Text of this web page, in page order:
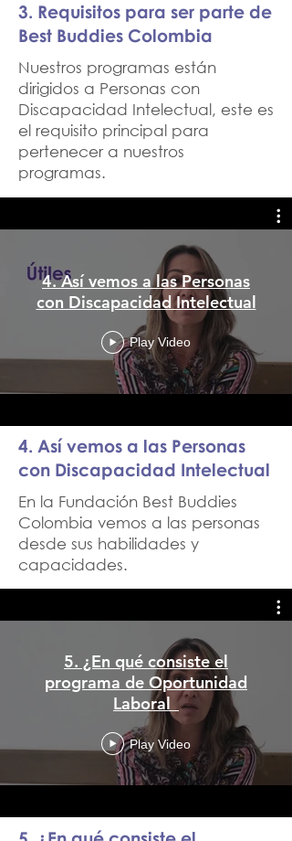
3. Requisitos para ser parte de
Best Buddies Colombia
Nuestros programas están
dirigidos a Personas con
Discapacidad Intelectual, este es
el requisito principal para
pertenecer a nuestros
programas.
4. Así vemos a las Personas
con Discapacidad Intelectual
Play Video
4. Así vemos a las Personas
con Discapacidad Intelectual
En la Fundación Best Buddies
Colombia vemos a las personas
desde sus habilidades y
capacidades.
5. ¿En qué consiste el
programa de Oportunidad
Laboral_
Play Video